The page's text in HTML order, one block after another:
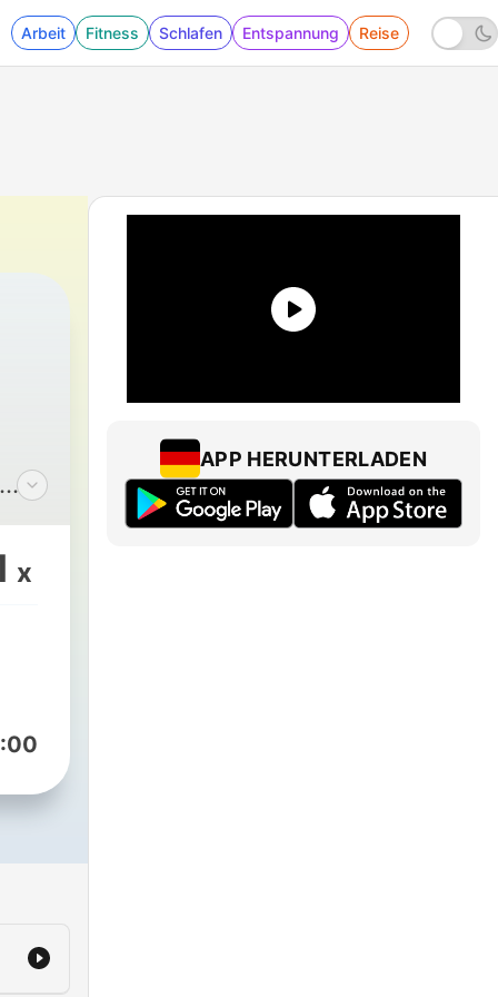
Arbeit Fitness Schlafen Entspannung Reise
x
APP HERUNTERLADEN